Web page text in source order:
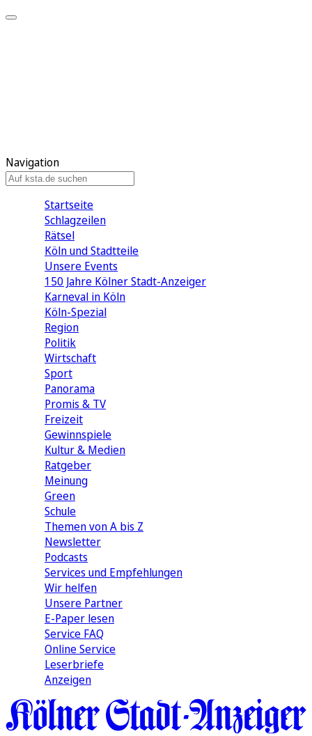
Navigation
Startseite
Schlagzeilen
Rätsel
Köln und Stadtteile
Unsere Events
150 Jahre Kölner Stadt-Anzeiger
Karneval in Köln
Köln-Spezial
Region
Politik
Wirtschaft
Sport
Panorama
Promis & TV
Freizeit
Gewinnspiele
Kultur & Medien
Ratgeber
Meinung
Green
Schule
Themen von A bis Z
Newsletter
Podcasts
Services und Empfehlungen
Wir helfen
Unsere Partner
E-Paper lesen
Service FAQ
Online Service
Leserbriefe
Anzeigen